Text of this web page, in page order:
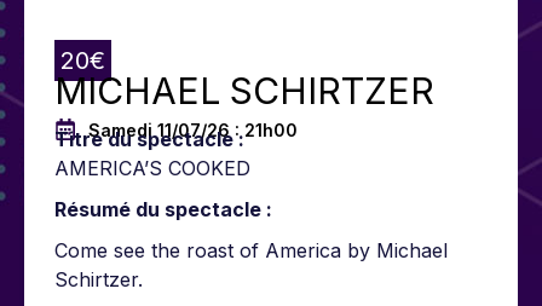
20€
MICHAEL SCHIRTZER
Samedi 11/07/26 : 21h00
Titre du spectacle :
AMERICA’S COOKED
Résumé du spectacle :
Come see the roast of America by Michael
Schirtzer.